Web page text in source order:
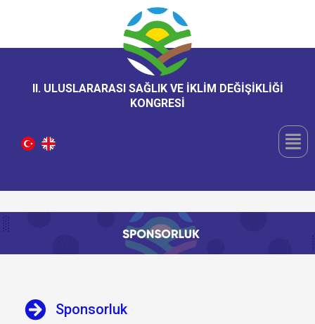
II. ULUSLARARASI SAĞLIK VE İKLİM DEĞİŞİKLİĞİ
KONGRESİ
Sponsorluk